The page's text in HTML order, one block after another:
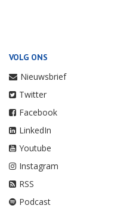
VOLG ONS
Nieuwsbrief
Twitter
Facebook
LinkedIn
Youtube
Instagram
RSS
Podcast